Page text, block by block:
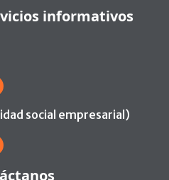
informativos
social empresarial)